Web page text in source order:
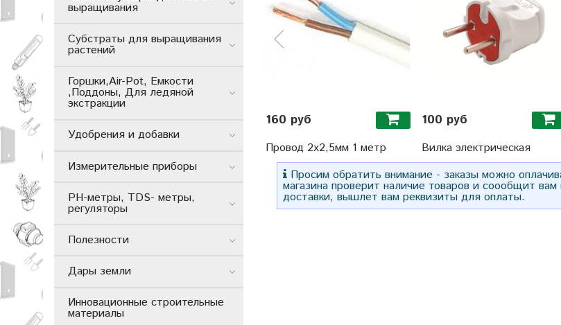
160 руб
Провод 2х2,5мм 1 метр
100 руб
Вилка электрическая
Просим обратить внимание - заказы можно
магазина проверит наличие товаров и соообщит
доставки, вышлет вам реквизиты для оплаты.
выращивания
Субстраты для выращивания
растений
Горшки,Air-Pot, Емкости
,Поддоны, Для ледяной
экстракции
Удобрения и добавки
Измерительные приборы
РН-метры, TDS- метры,
регуляторы
Полезности
Дары земли
Инновационные строительные
материалы